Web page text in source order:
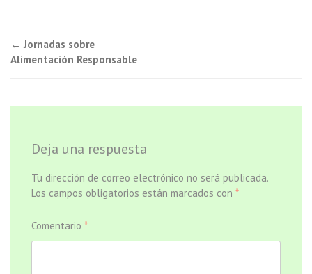
Navegación
de
← Jornadas sobre
Alimentación Responsable
Deja una respuesta
Tu dirección de correo electrónico no será publicada.
Los campos obligatorios están marcados con *
Comentario *